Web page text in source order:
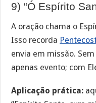
9) “Ó Espírito
A oração chama o
Isso recorda
envia em missão.
apenas evento; com
Aplicação prática: